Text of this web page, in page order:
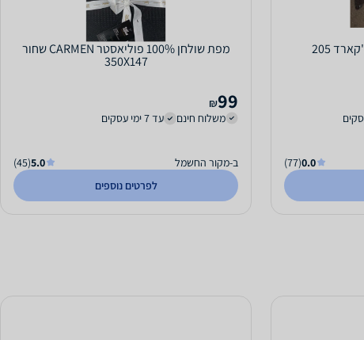
0.0
(77)
מפת שולחן 100% פוליאסטר CARMEN שחור
350X147
99
₪
משלוח חינם
עד 7 ימי עסקים
ב-מקור החשמל 5.0
(45)
לפרטים נוספים